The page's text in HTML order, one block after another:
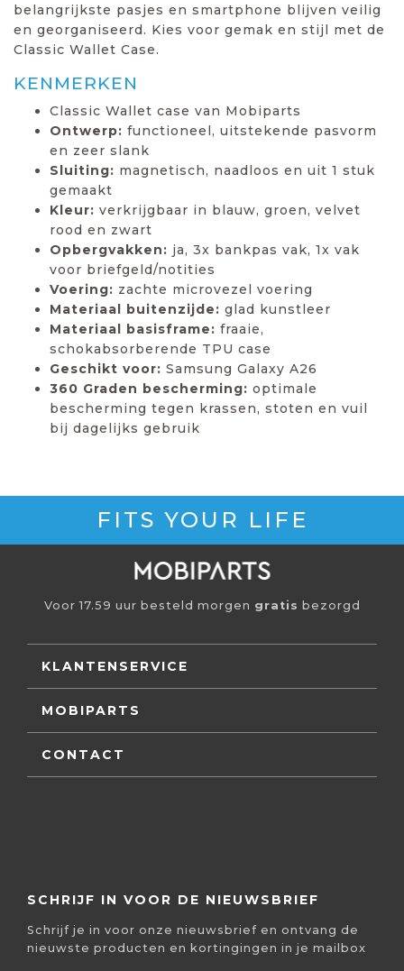
belangrijkste pasjes en smartphone blijven veilig
en georganiseerd. Kies voor gemak en stijl met de
Classic Wallet Case.
KENMERKEN
Classic Wallet case van Mobiparts
Ontwerp: functioneel, uitstekende pasvorm
en zeer slank
Sluiting: magnetisch, naadloos en uit 1 stuk
gemaakt
Kleur: verkrijgbaar in blauw, groen, velvet
rood en zwart
Opbergvakken: ja, 3x bankpas vak, 1x vak
voor briefgeld/notities
Voering: zachte microvezel voering
Materiaal buitenzijde: glad kunstleer
Materiaal basisframe: fraaie,
schokabsorberende TPU case
Geschikt voor: Samsung Galaxy A26
360 Graden bescherming: optimale
bescherming tegen krassen, stoten en vuil
bij dagelijks gebruik
FITS YOUR LIFE
Voor 17.59 uur besteld morgen gratis bezorgd
KLANTENSERVICE
MOBIPARTS
CONTACT
SCHRIJF IN VOOR DE NIEUWSBRIEF
Schrijf je in voor onze nieuwsbrief en ontvang de
nieuwste producten en kortingingen in je mailbox